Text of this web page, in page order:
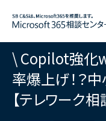
\ Copilot強化
率爆上げ！？
【テレワーク